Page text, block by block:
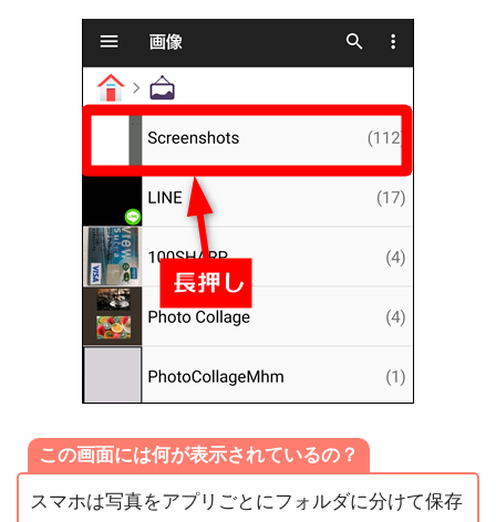
この画面には何が表示されているの？
スマホは写真をアプリごとにフォルダに分けて保存